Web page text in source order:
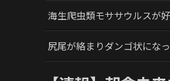
海生爬虫類モササウルスが
尻尾が絡まりダンゴ状にな